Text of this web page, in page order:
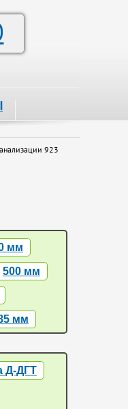
923
мм
500 мм
мм
Д-ДГТ